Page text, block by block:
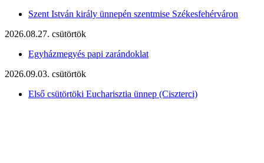
Szent István király ünnepén szentmise Székesfehérváron
2026.08.27. csütörtök
Egyházmegyés papi zarándoklat
2026.09.03. csütörtök
Első csütörtöki Eucharisztia ünnep (Ciszterci)